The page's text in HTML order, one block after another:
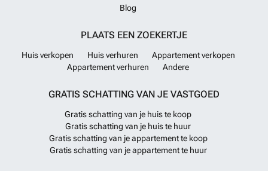
Blog
PLAATS EEN ZOEKERTJE
Huis verkopen Huis verhuren
Appartement verkopen
Appartement verhuren
Andere
GRATIS SCHATTING VAN JE VASTGOED
Gratis schatting van je huis te koop
Gratis schatting van je huis te huur
Gratis schatting van je appartement te koop
Gratis schatting van je appartement te huur